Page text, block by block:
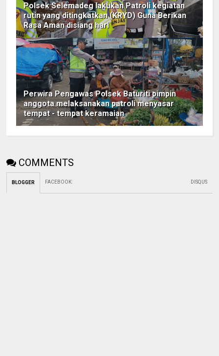
Polsek Selemadeg lakukan Patroli kegiatan
rutin yang ditingkatkan (KRYD) Guna Berikan
Rasa Aman disiang hari
Perwira Pengawas Polsek Baturiti pimpin
anggota melaksanakan patroli menyasar
tempat - tempat keramaian
COMMENTS
BLOGGER FACEBOOK: DISQUS